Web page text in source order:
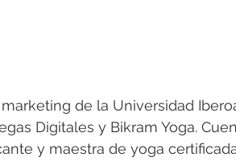
de la Universidad
Digitales y Bikram Yoga.
y maestra de yoga